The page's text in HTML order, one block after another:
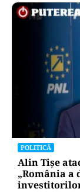
POLITICĂ
Alin Tișe
„România a